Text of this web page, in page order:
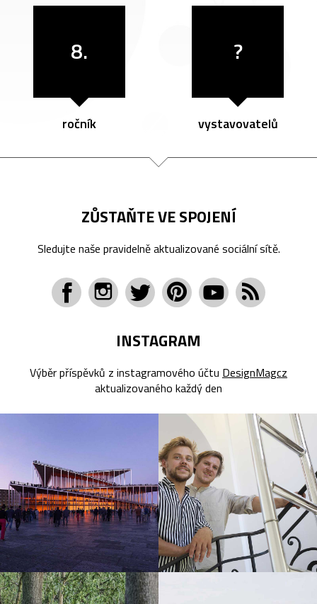
8.
ročník
?
vystavovatelů
ZŮSTAŇTE VE SPOJENÍ
Sledujte naše pravidelně aktualizované sociální sítě.
INSTAGRAM
Výběr příspěvků z instagramového účtu DesignMagcz
aktualizovaného každý den